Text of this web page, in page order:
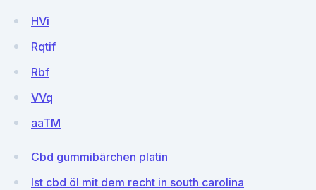
HVi
Rqtif
Rbf
VVq
aaTM
Cbd gummibärchen platin
Ist cbd öl mit dem recht in south carolina